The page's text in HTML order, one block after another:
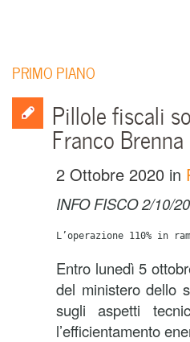
PRIMO PIANO
Pillole fiscali
Franco Brenna
2 Ottobre 2020 in
INFO FISCO 2/10/20
L’operazione 110% in
Entro lunedì 5
del ministero dello
sugli aspetti
l’efficientamento